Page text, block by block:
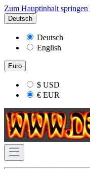
Zum Hauptinhalt springen
Deutsch
Deutsch
English
Euro
$ USD
€ EUR